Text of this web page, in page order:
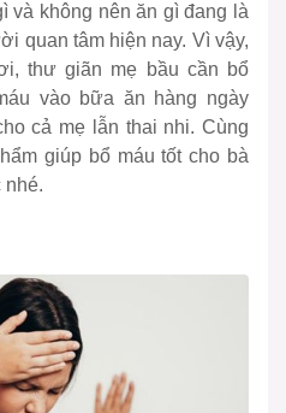
và không nên ăn gì đang là
quan tâm hiện nay. Vì vậy,
thư giãn mẹ bầu cần bổ
vào bữa ăn hàng ngày
cả mẹ lẫn thai nhi. Cùng
giúp bổ máu tốt cho bà
nhé.